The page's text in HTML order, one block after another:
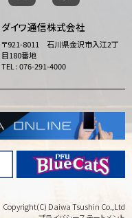
ダイワ通信株式会社
〒921-8011 石川県金沢市入江2丁
目180番地
TEL : 076-291-4000
Copyright(C) Daiwa Tsushin Co.,Ltd